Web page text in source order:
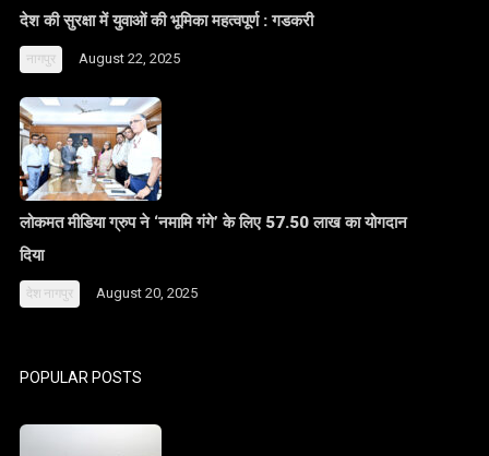
देश की सुरक्षा में युवाओं की भूमिका महत्वपूर्ण : गडकरी
नागपुर August 22, 2025
लोकमत मीडिया ग्रुप ने ‘नमामि गंगे’ के लिए 57.50 लाख का योगदान
दिया
देश नागपुर August 20, 2025
POPULAR POSTS